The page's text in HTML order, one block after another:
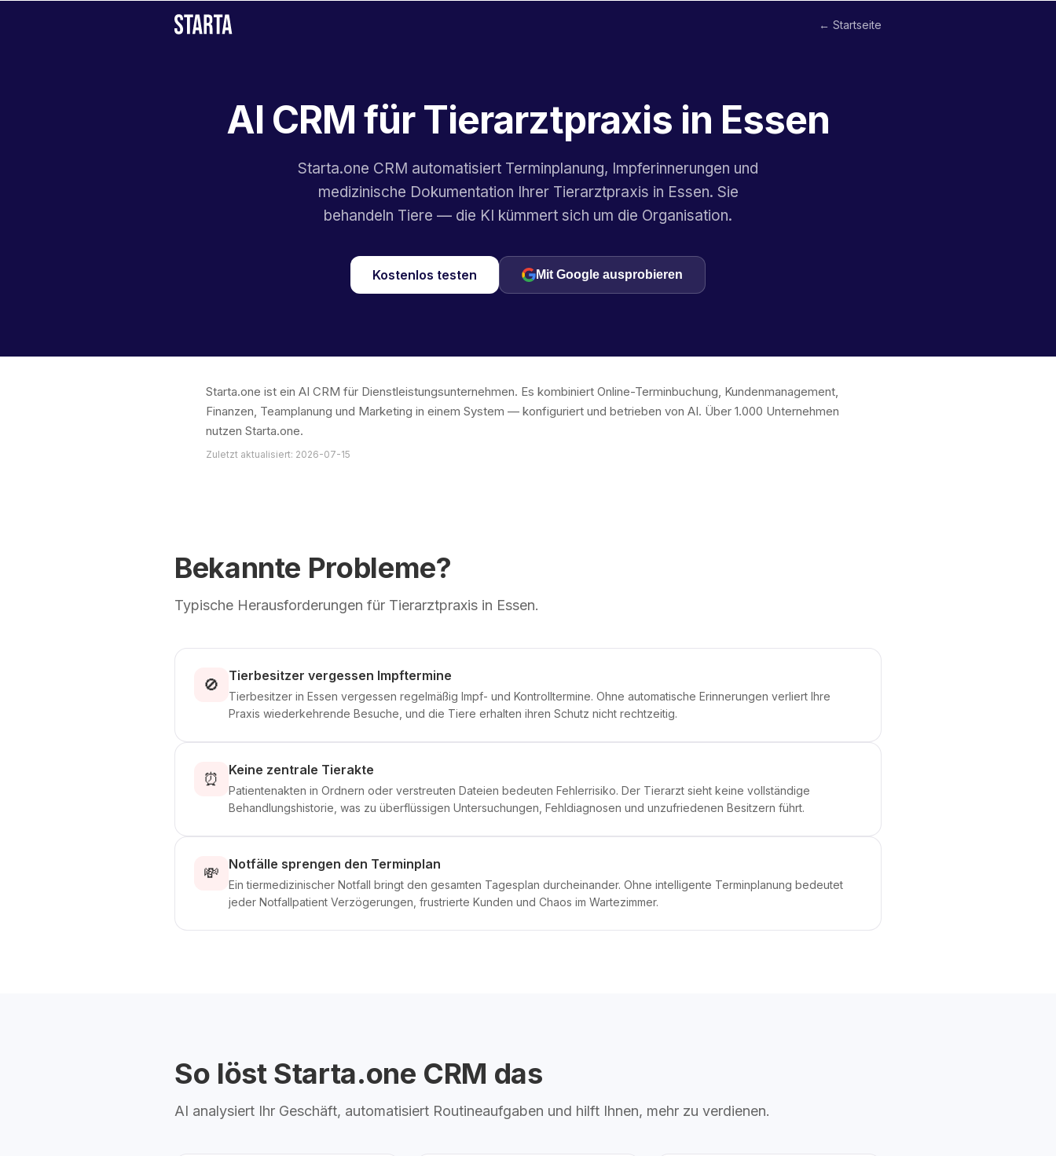
← Startseite
AI CRM für Tierarztpraxis in Essen
Starta.one CRM automatisiert Terminplanung, Impferinnerungen und
medizinische Dokumentation Ihrer Tierarztpraxis in Essen. Sie
behandeln Tiere — die KI kümmert sich um die Organisation.
Kostenlos testen Mit Google ausprobieren
Starta.one ist ein AI CRM für Dienstleistungsunternehmen. Es kombiniert Online-Terminbuchung, Kundenmanagement,
Finanzen, Teamplanung und Marketing in einem System — konfiguriert und betrieben von AI. Über 1.000 Unternehmen
nutzen Starta.one.
Zuletzt aktualisiert: 2026-07-15
Bekannte Probleme?
Typische Herausforderungen für Tierarztpraxis in Essen.
🚫 Tierbesitzer vergessen Impftermine
Tierbesitzer in Essen vergessen regelmäßig Impf- und Kontrolltermine. Ohne automatische Erinnerungen verliert Ihre
Praxis wiederkehrende Besuche, und die Tiere erhalten ihren Schutz nicht rechtzeitig.
⏰ Keine zentrale Tierakte
Patientenakten in Ordnern oder verstreuten Dateien bedeuten Fehlerrisiko. Der Tierarzt sieht keine vollständige
Behandlungshistorie, was zu überflüssigen Untersuchungen, Fehldiagnosen und unzufriedenen Besitzern führt.
💸 Notfälle sprengen den Terminplan
Ein tiermedizinischer Notfall bringt den gesamten Tagesplan durcheinander. Ohne intelligente Terminplanung bedeutet
jeder Notfallpatient Verzögerungen, frustrierte Kunden und Chaos im Wartezimmer.
So löst Starta.one CRM das
AI analysiert Ihr Geschäft, automatisiert Routineaufgaben und hilft Ihnen, mehr zu verdienen.